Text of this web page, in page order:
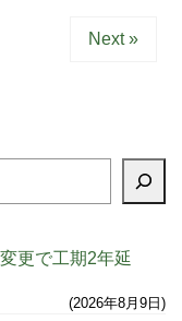
Next »
更で工期2年延
2026年8月9日